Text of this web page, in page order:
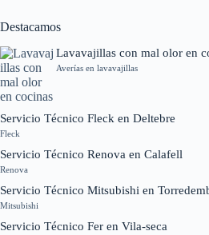
Destacamos
Lavavajillas con mal olor en
Averías en lavavajillas
Servicio Técnico Fleck en Deltebre
Fleck
Servicio Técnico Renova en Calafell
Renova
Servicio Técnico Mitsubishi en
Mitsubishi
Servicio Técnico Fer en Vila-seca